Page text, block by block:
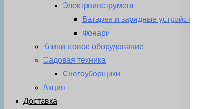
Электроинструмент
Батареи и зарядные устройства
Фонари
Клининговое оборудование
Садовая техника
Снегоуборщики
Акция
Доставка